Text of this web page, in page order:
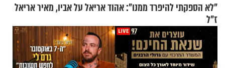
"לא הספקתי להיפרד ממנו": אהוד אריאל על אביו, מאיר אריאל
ז"ל